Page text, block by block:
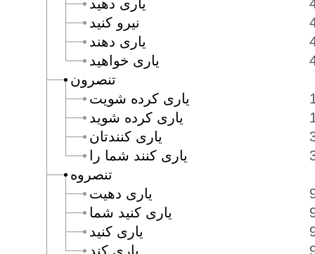
تنصرون
تنصروه
يارى دهيد
نيرو كنيد
يارى دهند
يارى خواهيد
يارى كرده شويت
يارى كرده شويد
يارى كنندتان
يارى كنند شما را
يارى دهيت
يارى كنيد شما
يارى كنيد